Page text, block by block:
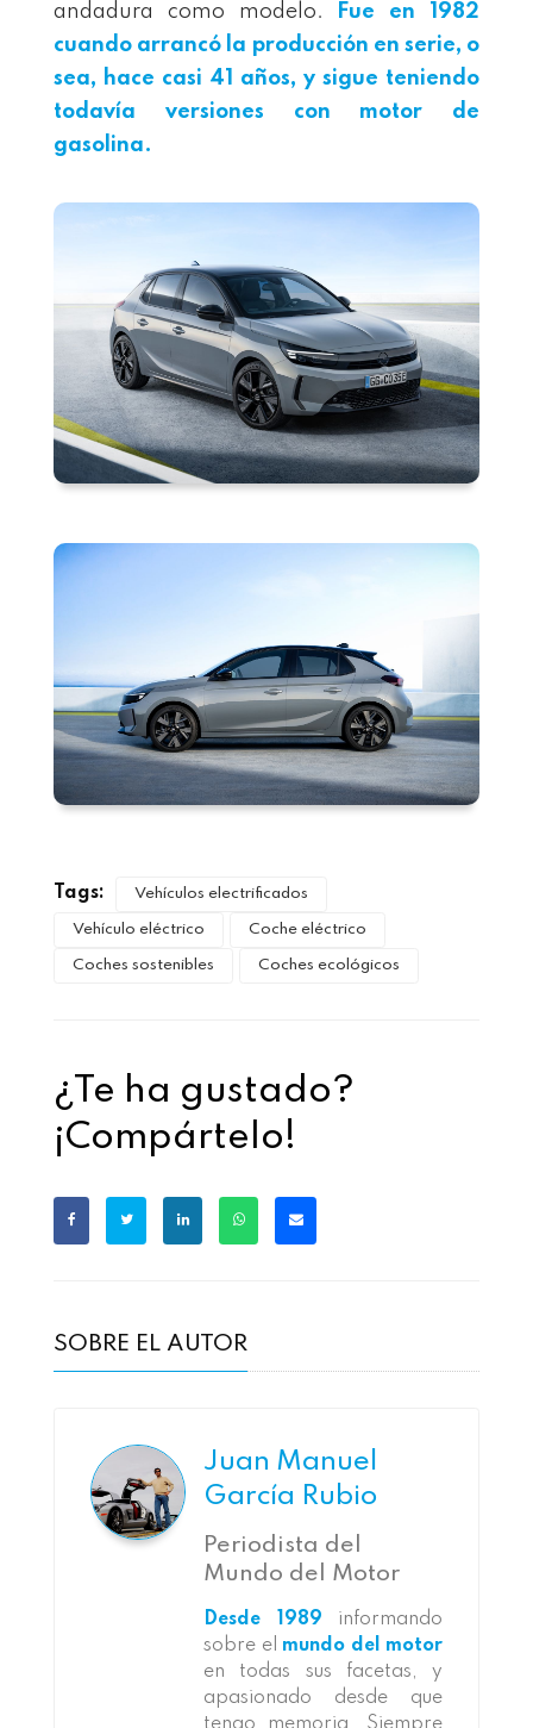
andadura como modelo.
Fue en 1982
cuando arrancó la producción en serie, o
sea, hace casi 41 años, y sigue teniendo
todavía versiones con motor de
gasolina.
Tags: Vehículos electrificados
Vehículo eléctrico Coche eléctrico
Coches sostenibles Coches ecológicos
¿Te ha gustado?
¡Compártelo!
SOBRE EL AUTOR
Juan Manuel
García Rubio
Periodista del
Mundo del Motor
Desde 1989 informando
sobre el mundo del motor
en todas sus facetas, y
apasionado desde que
tengo memoria. Siempre